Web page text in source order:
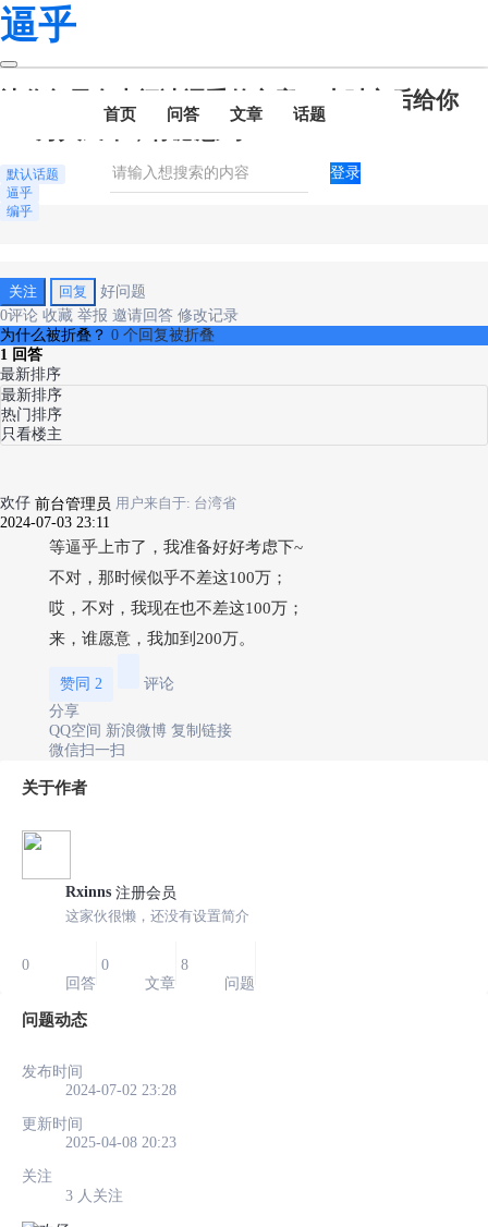
逼乎
首页 问答 文章 话题
登录
让你每天有声阅读逼乎的文章10小时之后给你
100万人民币，你愿意吗？
默认话题
逼乎
编乎
关注 回复
好问题
0评论 收藏 举报 邀请回答 修改记录
为什么被折叠？ 0 个回复被折叠
1 回答
最新排序
最新排序
热门排序
只看楼主
欢仔 前台管理员 用户来自于: 台湾省
2024-07-03 23:11
等逼乎上市了，我准备好好考虑下~
不对，那时候似乎不差这100万；
哎，不对，我现在也不差这100万；
来，谁愿意，我加到200万。
赞同 2
评论
分享
QQ空间 新浪微博 复制链接
微信扫一扫
关于作者
Rxinns 注册会员
这家伙很懒，还没有设置简介
0
回答
0
文章
8
问题
问题动态
发布时间
2024-07-02 23:28
更新时间
2025-04-08 20:23
关注
3 人关注